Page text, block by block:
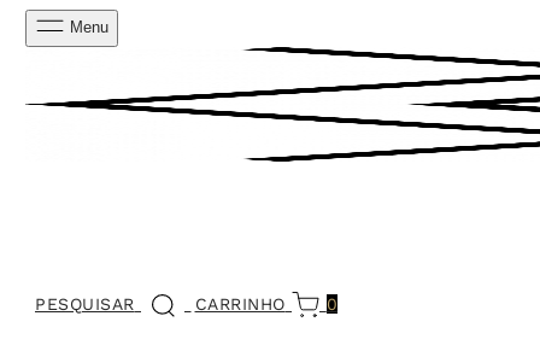
Menu
PESQUISAR CARRINHO 0